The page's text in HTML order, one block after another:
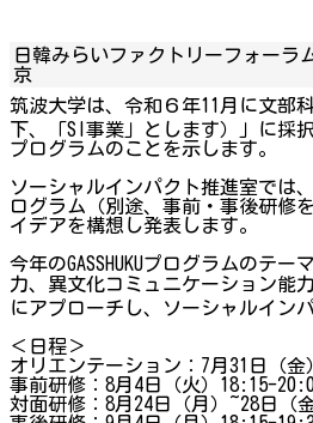
日韓みらいファクトリーフォーラ
京
筑波大学は、令和６年11月に文部
下、「SI事業」とします）」に採
プログラムのことを示します。
ソーシャルインパクト推進室では
ログラム（別途、事前・事後研修
イデアを構想し発表します。
今年のGASSHUKUプログラムのテ
力、異文化コミュニケーション能
にアプローチし、ソーシャルイン
＜日程＞
オリエンテーション：7月31日（
事前研修：8月4日（火）18:15-
対面研修：8月24日（月）~28日（金